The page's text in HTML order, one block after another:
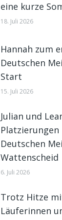
eine kurze
18. Juli 2026
Hannah zum
Deutschen
Start
15. Juli 2026
Julian und
Platzierungen
Deutschen
Wattenscheid
6. Juli 2026
Trotz Hitze
Läuferinnen